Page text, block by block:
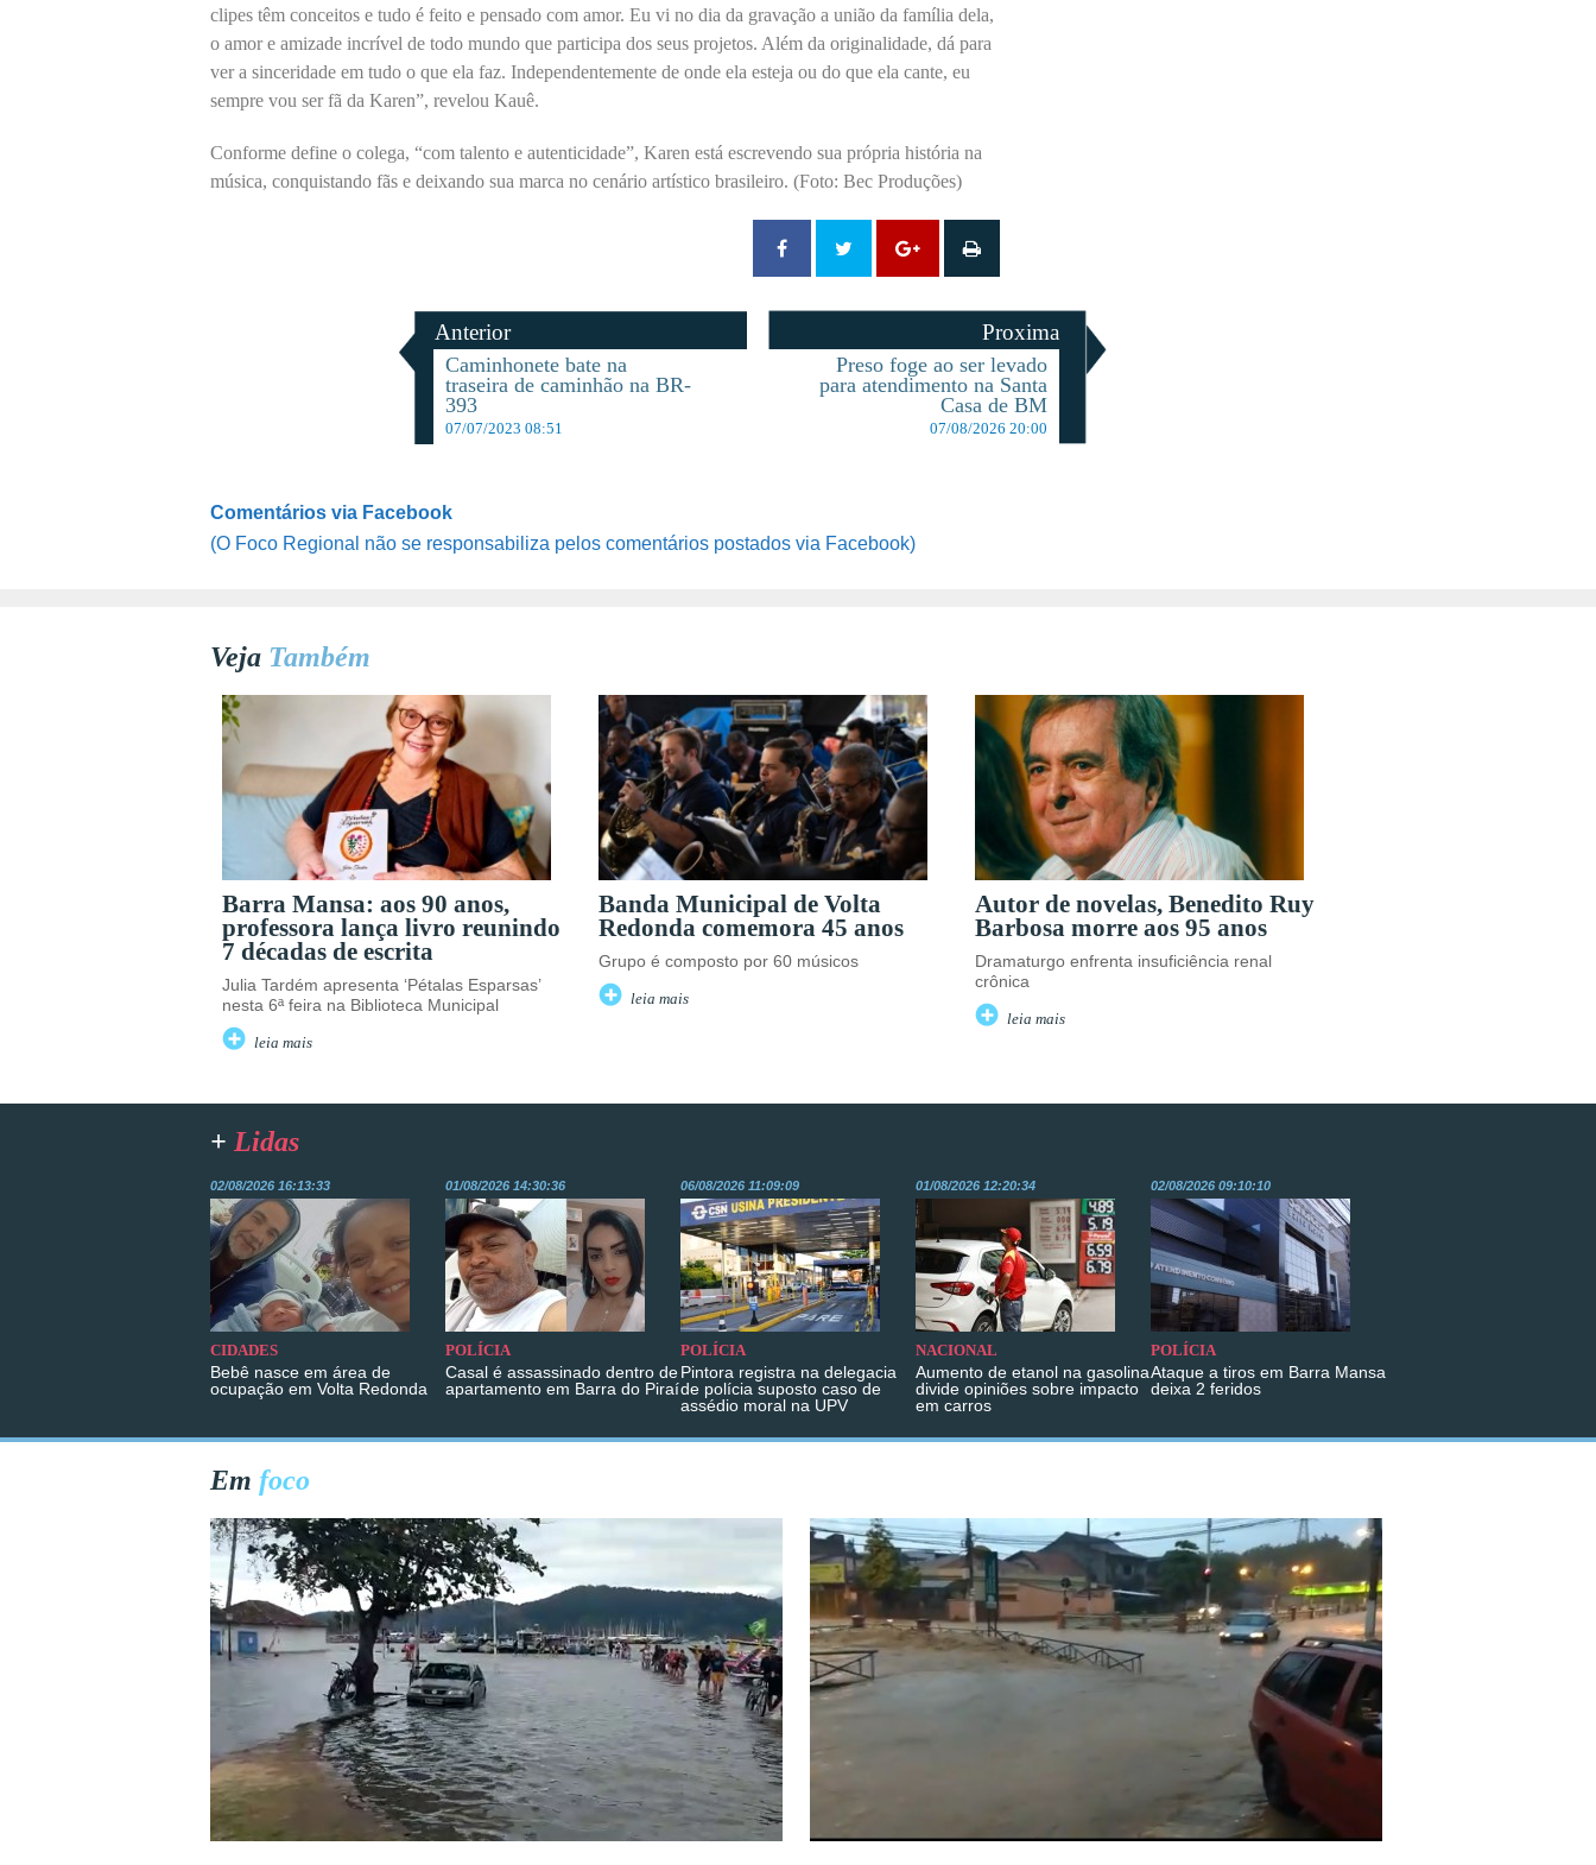
clipes têm conceitos e tudo é feito e pensado com amor. Eu vi no dia da gravação a união da família dela,
o amor e amizade incrível de todo mundo que participa dos seus projetos. Além da originalidade, dá para
ver a sinceridade em tudo o que ela faz. Independentemente de onde ela esteja ou do que ela cante, eu
sempre vou ser fã da Karen”, revelou Kauê.
Conforme define o colega, “com talento e autenticidade”, Karen está escrevendo sua própria história na
música, conquistando fãs e deixando sua marca no cenário artístico brasileiro. (Foto: Bec Produções)
Anterior
Caminhonete bate na
traseira de caminhão na BR-
393
07/07/2023 08:51
Proxima
Preso foge ao ser levado
para atendimento na Santa
Casa de BM
07/08/2026 20:00
Comentários via Facebook
(O Foco Regional não se responsabiliza pelos comentários postados via Facebook)
Veja Também
Barra Mansa: aos 90 anos,
professora lança livro reunindo
7 décadas de escrita
Julia Tardém apresenta ‘Pétalas Esparsas’
nesta 6ª feira na Biblioteca Municipal
leia mais
Banda Municipal de Volta
Redonda comemora 45 anos
Grupo é composto por 60 músicos
leia mais
Autor de novelas, Benedito Ruy
Barbosa morre aos 95 anos
Dramaturgo enfrenta insuficiência renal
crônica
leia mais
+ Lidas
02/08/2026 16:13:33
CIDADES
Bebê nasce em área de
ocupação em Volta Redonda
01/08/2026 14:30:36
POLÍCIA
Casal é assassinado dentro de
apartamento em Barra do Piraí
06/08/2026 11:09:09
POLÍCIA
Pintora registra na delegacia
de polícia suposto caso de
assédio moral na UPV
01/08/2026 12:20:34
NACIONAL
Aumento de etanol na gasolina
divide opiniões sobre impacto
em carros
02/08/2026 09:10:10
POLÍCIA
Ataque a tiros em Barra Mansa
deixa 2 feridos
Em foco